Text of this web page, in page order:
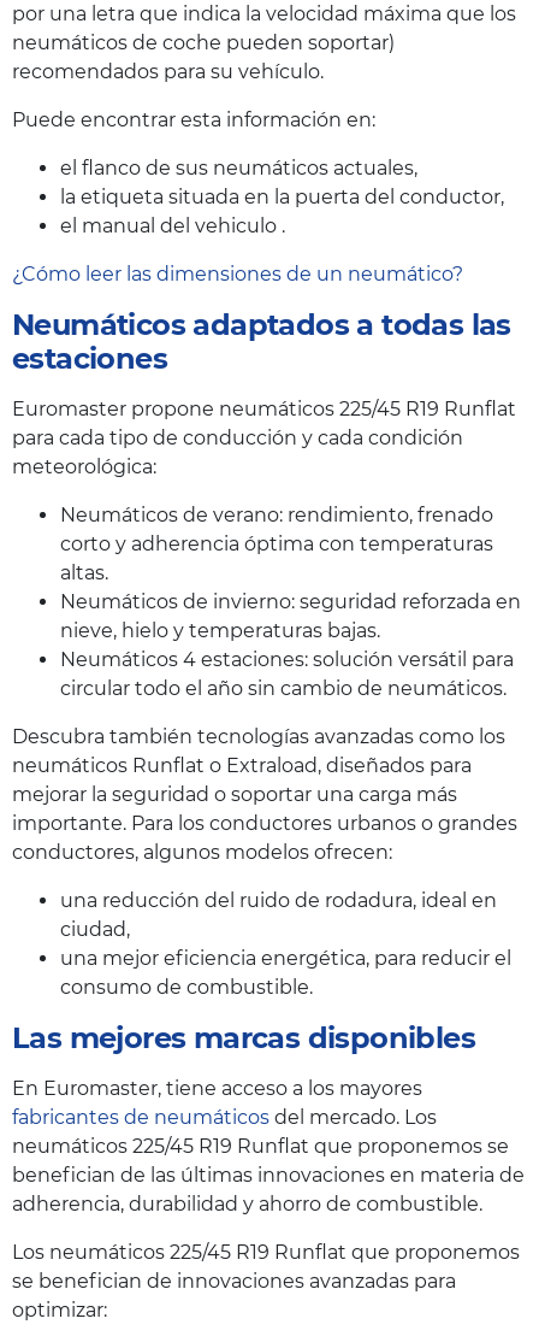
por una letra que indica la velocidad máxima que los
neumáticos de coche pueden soportar)
recomendados para su vehículo.
Puede encontrar esta información en:
el flanco de sus neumáticos actuales,
la etiqueta situada en la puerta del conductor,
el manual del vehiculo .
¿Cómo leer las dimensiones de un neumático?
Neumáticos adaptados a todas las
estaciones
Euromaster propone neumáticos 225/45 R19 Runflat
para cada tipo de conducción y cada condición
meteorológica:
Neumáticos de verano: rendimiento, frenado
corto y adherencia óptima con temperaturas
altas.
Neumáticos de invierno: seguridad reforzada en
nieve, hielo y temperaturas bajas.
Neumáticos 4 estaciones: solución versátil para
circular todo el año sin cambio de neumáticos.
Descubra también tecnologías avanzadas como los
neumáticos Runflat o Extraload, diseñados para
mejorar la seguridad o soportar una carga más
importante. Para los conductores urbanos o grandes
conductores, algunos modelos ofrecen:
una reducción del ruido de rodadura, ideal en
ciudad,
una mejor eficiencia energética, para reducir el
consumo de combustible.
Las mejores marcas disponibles
En Euromaster, tiene acceso a los mayores
fabricantes de neumáticos del mercado. Los
neumáticos 225/45 R19 Runflat que proponemos se
benefician de las últimas innovaciones en materia de
adherencia, durabilidad y ahorro de combustible.
Los neumáticos 225/45 R19 Runflat que proponemos
se benefician de innovaciones avanzadas para
optimizar: